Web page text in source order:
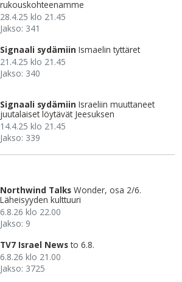
rukouskohteenamme
28.4.25 klo 21.45
Jakso: 341
Signaali sydämiin Ismaelin tyttäret
21.4.25 klo 21.45
Jakso: 340
Signaali sydämiin Israeliin muuttaneet
juutalaiset löytävät Jeesuksen
14.4.25 klo 21.45
Jakso: 339
Northwind Talks Wonder, osa 2/6.
Läheisyyden kulttuuri
6.8.26 klo 22.00
Jakso: 9
TV7 Israel News to 6.8.
6.8.26 klo 21.00
Jakso: 3725